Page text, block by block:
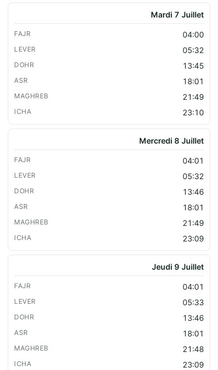
Mardi 7 Juillet
04:00
05:32
13:45
18:01
21:49
23:10
Mercredi 8 Juillet
04:01
05:32
13:46
18:01
21:49
23:09
Jeudi 9 Juillet
04:01
05:33
13:46
18:01
21:48
23:09